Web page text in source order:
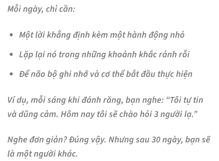
Mỗi ngày, chỉ cần:
Một lời khẳng định kèm một hành động nhỏ
Lặp lại nó trong những khoảnh khắc rảnh rỗi
Để não bộ ghi nhớ và cơ thể bắt đầu thực hiện
Ví dụ, mỗi sáng khi đánh răng, bạn nghe: “Tôi tự tin
và dũng cảm. Hôm nay tôi sẽ chào hỏi 3 người lạ.”
Nghe đơn giản? Đúng vậy. Nhưng sau 30 ngày, bạn sẽ
là một người khác.